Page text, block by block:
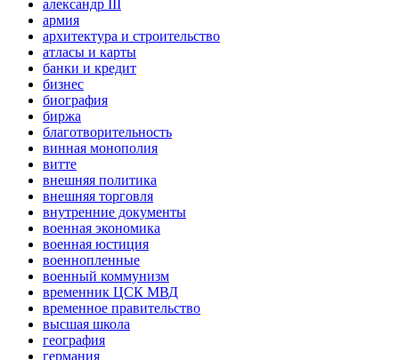
александр III
армия
архитектура и строительство
атласы и карты
банки и кредит
бизнес
биография
биржа
благотворительность
винная монополия
витте
внешняя политика
внешняя торговля
внутренние документы
военная экономика
военная юстиция
военнопленные
военный коммунизм
временник ЦСК МВД
временное правительство
высшая школа
география
германия